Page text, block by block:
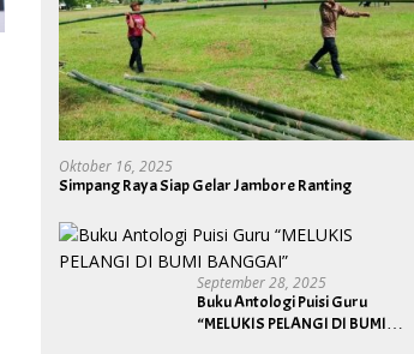
Oktober 16, 2025
Simpang Raya Siap Gelar Jambore Ranting
September 28, 2025
Buku Antologi Puisi Guru
“MELUKIS PELANGI DI BUMI